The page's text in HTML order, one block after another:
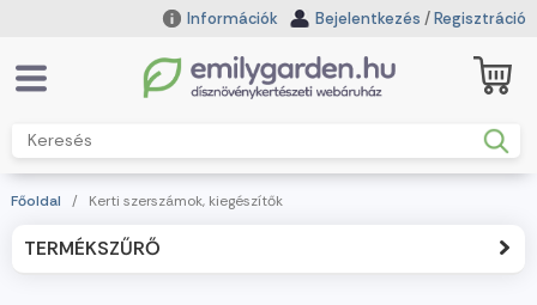
Információk Bejelentkezés /Regisztráció
Főoldal / Kerti szerszámok, kiegészítők
TERMÉKSZŰRŐ